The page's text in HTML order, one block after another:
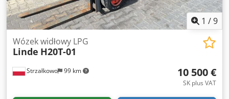
1 /9
Strzałkowo 99 km
Wózek widłowy LPG
Linde H20T-01
10 500 €
SK plus VAT